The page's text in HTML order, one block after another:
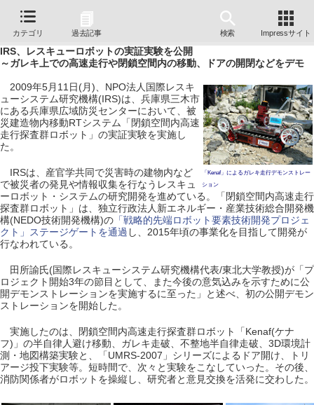
カテゴリ 過去記事 検索 Impressサイト
IRS、レスキューロボットの実証実験を公開
～ガレキ上での高速走行や閉鎖空間内の移動、ドアの開閉などをデモ
「Kenaf」によるガレキ走行デモンストレー
ション
2009年5月11日(月)、NPO法人国際レスキ
ューシステム研究機構(IRS)は、兵庫県三木市
にある兵庫県広域防災センターにおいて、被
災建造物内移動RTシステム「閉鎖空間内高速
走行探査群ロボット」の実証実験を実施し
た。
IRSは、産官学共同で災害時の建物内など
で被災者の発見や情報収集を行なうレスキュ
ーロボット・システムの研究開発を進めている。「閉鎖空間内高速走行
探査群ロボット」は、独立行政法人新エネルギー・産業技術総合開発機
構(NEDO技術開発機構)の「戦略的先端ロボット要素技術開発プロジェ
クト」ステージゲートを通過 し、2015年頃の事業化を目指して開発が
行なわれている。
田所諭氏(国際レスキューシステム研究機構代表/東北大学教授)が「プ
ロジェクト開始3年の節目として、また今後の意気込みを示すために公
開デモンストレーションを実施するに至った」と述べ、初の公開デモン
ストレーションを開始した。
実施したのは、閉鎖空間内高速走行探査群ロボット「Kenaf(ケナ
フ)」の半自律人避け移動、ガレキ走破、不整地半自律走破、3D環境計
測・地図構築実験と、「UMRS-2007」シリーズによるドア開け、トリ
アージ投下実験等。短時間で、次々と実験をこなしていった。その後、
消防関係者がロボットを操縦し、研究者と意見交換を活発に交わした。